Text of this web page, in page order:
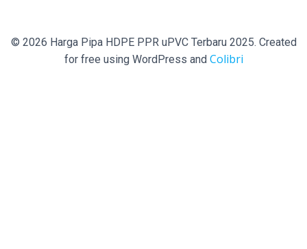
© 2026 Harga Pipa HDPE PPR uPVC Terbaru 2025. Created
for free using WordPress and Colibri